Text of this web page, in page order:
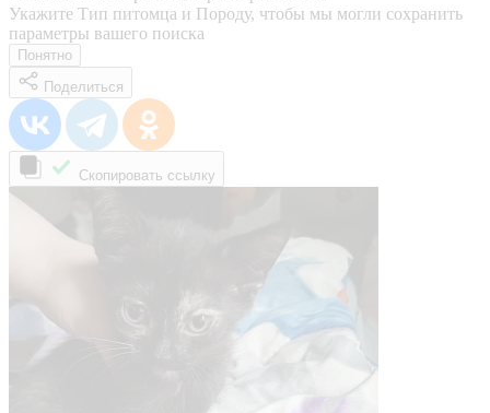
Укажите Тип питомца и Породу, чтобы мы могли сохранить
параметры вашего поиска
Понятно
Поделиться
Скопировать ссылку